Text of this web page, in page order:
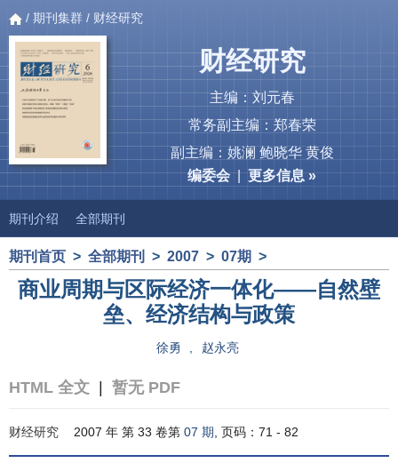
/ 期刊集群 / 财经研究
财经研究
主编：刘元春
常务副主编：郑春荣
副主编：姚澜 鲍晓华 黄俊
编委会|更多信息 »
期刊介绍 全部期刊
期刊首页 > 全部期刊 > 2007 > 07期 >
商业周期与区际经济一体化——自然壁
垒、经济结构与政策
徐勇 赵永亮
HTML 全文 暂无 PDF
财经研究 2007 年 第 33 卷第 07 期 , 页码：71 - 82